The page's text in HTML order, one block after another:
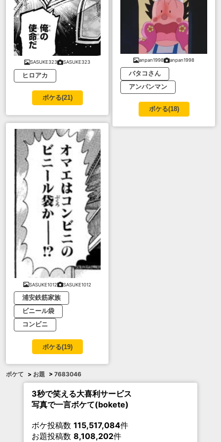
SASUKE323 SASUKE323
ヒロアカ
ボケる(21)
SASUKE1012 SASUKE1012
浦安鉄筋家族
ビニール袋
コンビニ
ボケる(19)
anpan1998 anpan1998
バタコさん
アンパンマン
ボケる(18)
ボケて > お題 > 7683046
3秒で笑える大喜利サービス
写真で一言ボケて(bokete)
ボケ投稿数 115,517,084件
お題投稿数 8,108,202件